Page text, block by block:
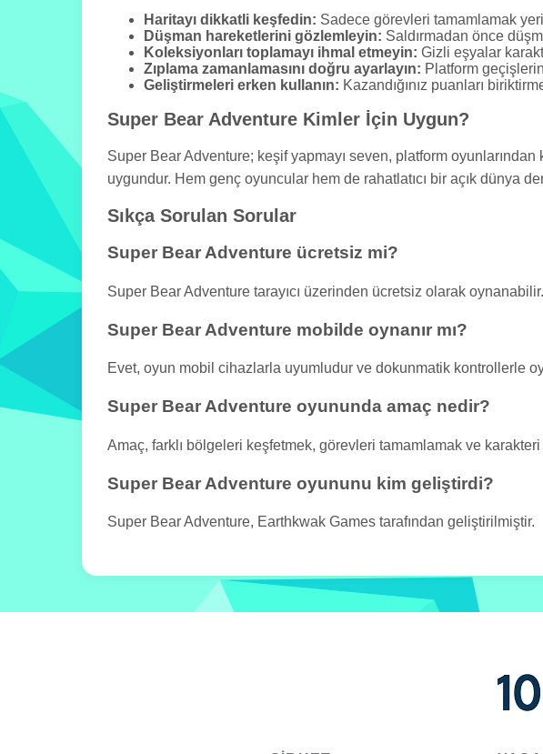
Haritayı dikkatli keşfedin: Sadece görevleri tamamlamak
Düşman hareketlerini gözlemleyin: Saldırmadan önce
Koleksiyonları toplamayı ihmal etmeyin: Gizli eşyalar
Zıplama zamanlamasını doğru ayarlayın: Platform
Geliştirmeleri erken kullanın: Kazandığınız puanları
Super Bear Adventure Kimler İçin Uygun?
Super Bear Adventure; keşif yapmayı seven, platform
uygundur. Hem genç oyuncular hem de rahatlatıcı bir açık dünya
Sıkça Sorulan Sorular
Super Bear Adventure ücretsiz mi?
Super Bear Adventure tarayıcı üzerinden ücretsiz olarak
Super Bear Adventure mobilde oynanır mı?
Evet, oyun mobil cihazlarla uyumludur ve dokunmatik kontrollerle
Super Bear Adventure oyununda amaç nedir?
Amaç, farklı bölgeleri keşfetmek, görevleri tamamlamak ve
Super Bear Adventure oyununu kim geliştirdi?
Super Bear Adventure, Earthkwak Games tarafından geliştirilmiştir.